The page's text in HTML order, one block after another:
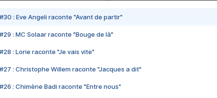
#30 : Eve Angeli raconte "Avant de partir"
#29 : MC Solaar raconte "Bouge de là"
#28 : Lorie raconte "Je vais vite"
#27 : Christophe Willem raconte "Jacques a dit"
#26 : Chimène Badi raconte "Entre nous"